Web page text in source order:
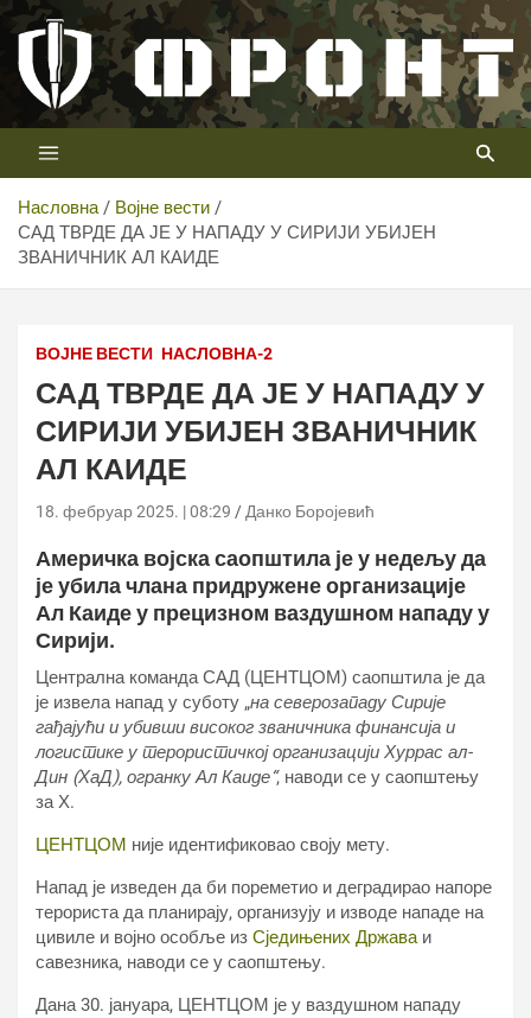
Скип
цонтент
Телевизија ФРОНТ
Први војни канал у Србији
Насловна
Војне вести
САД ТВРДЕ ДА ЈЕ У НАПАДУ У СИРИЈИ УБИЈЕН
ЗВАНИЧНИК АЛ КАИДЕ
ВОЈНЕ ВЕСТИ НАСЛОВНА-2
САД ТВРДЕ ДА ЈЕ У НАПАДУ У
СИРИЈИ УБИЈЕН ЗВАНИЧНИК
АЛ КАИДЕ
18. фебруар 2025. | 08:29 Данко Боројевић
Америчка војска саопштила је у недељу да
је убила члана придружене организације
Ал Каиде у прецизном ваздушном нападу у
Сирији.
Централна команда САД (ЦЕНТЦОМ) саопштила је да
је извела напад у суботу „на северозападу Сирије
гађајући и убивши високог званичника финансија и
логистике у терористичкој организацији Хуррас ал-
Дин (ХаД), огранку Ал Каиде“, наводи се у саопштењу
за Х.
ЦЕНТЦОМ није идентификовао своју мету.
Напад је изведен да би пореметио и деградирао напоре
терориста да планирају, организују и изводе нападе на
цивиле и војно особље из Сједињених Државаи
савезника, наводи се у саопштењу.
Дана 30. јануара, ЦЕНТЦОМ је у ваздушном нападу